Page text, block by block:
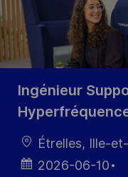
Ingénieur
Ort
Étrelles, Ille-
Datum der
2026-06-10